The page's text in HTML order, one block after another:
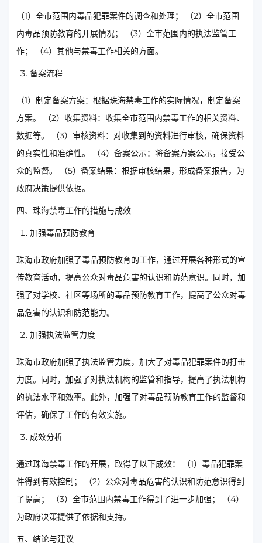
（1）全市范围内毒品犯罪案件的调查和处理； （2）全市范围
内毒品预防教育的开展情况； （3）全市范围内的执法监管工
作； （4）其他与禁毒工作相关的方面。
备案流程
（1）制定备案方案：根据珠海禁毒工作的实际情况，制定备案
方案。 （2）收集资料：收集全市范围内禁毒工作的相关资料、
数据等。 （3）审核资料：对收集到的资料进行审核，确保资料
的真实性和准确性。 （4）备案公示：将备案方案公示，接受公
众的监督。 （5）备案结果：根据审核结果，形成备案报告，为
政府决策提供依据。
四、珠海禁毒工作的措施与成效
加强毒品预防教育
珠海市政府加强了毒品预防教育的工作，通过开展各种形式的宣
传教育活动，提高公众对毒品危害的认识和防范意识。同时，加
强了对学校、社区等场所的毒品预防教育工作，提高了公众对毒
品危害的认识和防范能力。
加强执法监管力度
珠海市政府加强了执法监管力度，加大了对毒品犯罪案件的打击
力度。同时，加强了对执法机构的监管和指导，提高了执法机构
的执法水平和效率。此外，加强了对毒品预防教育工作的监督和
评估，确保了工作的有效实施。
成效分析
通过珠海禁毒工作的开展，取得了以下成效： （1）毒品犯罪案
件得到有效控制； （2）公众对毒品危害的认识和防范意识得到
了提高； （3）全市范围内禁毒工作得到了进一步加强； （4）
为政府决策提供了依据和支持。
五、结论与建议